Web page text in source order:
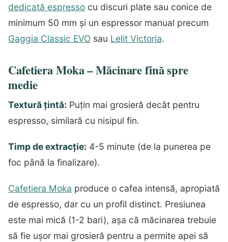
dedicată espresso cu discuri plate sau conice de
minimum 50 mm și un espressor manual precum
Gaggia Classic EVO sau Lelit Victoria.
Cafetiera Moka – Măcinare fină spre
medie
Textură țintă: Puțin mai grosieră decât pentru
espresso, similară cu nisipul fin.
Timp de extracție: 4-5 minute (de la punerea pe
foc până la finalizare).
Cafetiera Moka produce o cafea intensă, apropiată
de espresso, dar cu un profil distinct. Presiunea
este mai mică (1-2 bari), așa că măcinarea trebuie
să fie ușor mai grosieră pentru a permite apei să